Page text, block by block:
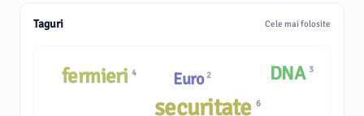
Taguri Cele mai folosite
Euro 2
securitate6
fermieri4 DNA 3